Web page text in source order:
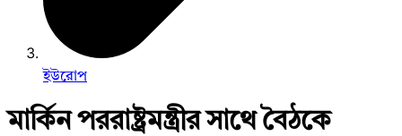
ইউরোপ
মার্কিন পররাষ্ট্রমন্ত্রীর সাথে বৈঠকে